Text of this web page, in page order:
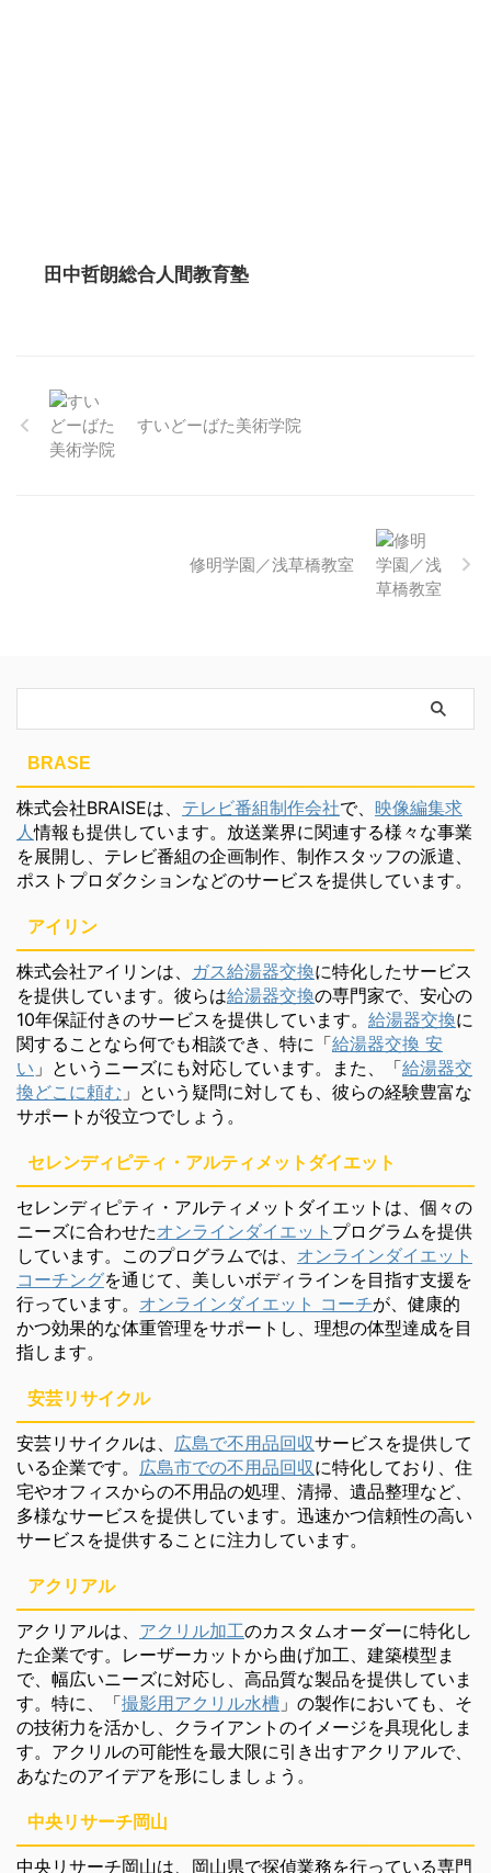
田中哲朗総合人間教育塾
すいどーばた美術学院
修明学園／浅草橋教室
BRASE
株式会社BRAISEは、 テレビ番組制作会社で、 映像編集求
人情報も提供しています。放送業界に関連する様々な事業
を展開し、テレビ番組の企画制作、制作スタッフの派遣、
ポストプロダクションなどのサービスを提供しています。
アイリン
株式会社アイリンは、 ガス給湯器交換に特化したサービス
を提供しています。彼らは給湯器交換の専門家で、安心の
10年保証付きのサービスを提供しています。 給湯器交換に
関することなら何でも相談でき、特に「給湯器交換 安
い 」というニーズにも対応しています。また、「給湯器交
換どこに頼む 」という疑問に対しても、彼らの経験豊富な
サポートが役立つでしょう。
セレンディピティ・アルティメットダイエット
セレンディピティ・アルティメットダイエットは、個々の
ニーズに合わせたオンラインダイエット プログラムを提供
しています。このプログラムでは、 オンラインダイエット
コーチングを通じて、美しいボディラインを目指す支援を
行っています。 オンラインダイエット コーチが、健康的
かつ効果的な体重管理をサポートし、理想の体型達成を目
指します。
安芸リサイクル
安芸リサイクルは、 広島で不用品回収サービスを提供して
いる企業です。 広島市での不用品回収に特化しており、住
宅やオフィスからの不用品の処理、清掃、遺品整理など、
多様なサービスを提供しています。迅速かつ信頼性の高い
サービスを提供することに注力しています。
アクリアル
アクリアルは、 アクリル加工のカスタムオーダーに特化し
た企業です。レーザーカットから曲げ加工、建築模型ま
で、幅広いニーズに対応し、高品質な製品を提供していま
す。特に、「撮影用アクリル水槽 」の製作においても、そ
の技術力を活かし、クライアントのイメージを具現化しま
す。アクリルの可能性を最大限に引き出すアクリアルで、
あなたのアイデアを形にしましょう。
中央リサーチ岡山
中央リサーチ岡山は、岡山県で探偵業務を行っている専門